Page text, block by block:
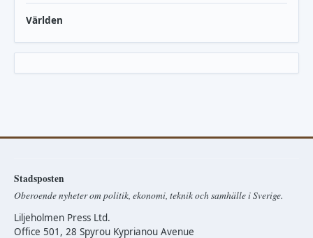
Världen
Stadsposten
Oberoende nyheter om politik, ekonomi, teknik och samhälle i Sverige.
Liljeholmen Press Ltd.
Office 501, 28 Spyrou Kyprianou Avenue